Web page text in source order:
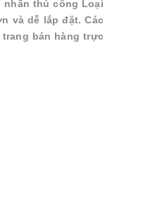
thủ công Loại
và dễ lắp đặt. Các
bán hàng trực